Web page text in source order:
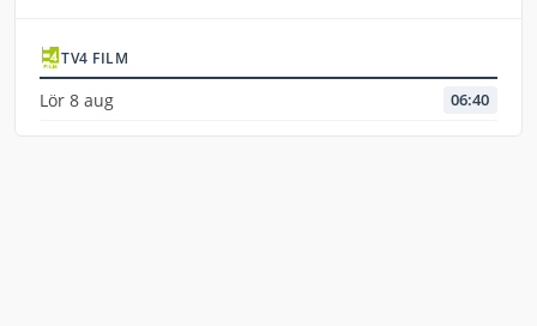
TV4 FILM
Lör 8 aug 06:40